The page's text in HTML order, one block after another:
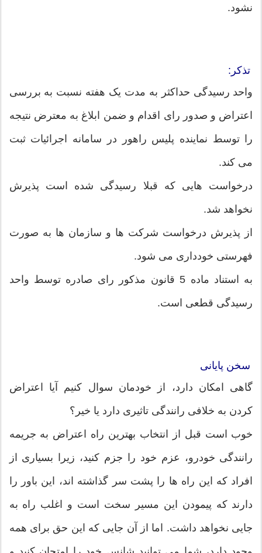
نشود.
تذکر:
واحد رسیدگی حداکثر به مدت یک هفته نسبت به بررسی
اعتراض و صدور رای اقدام و ضمن ابلاغ به معترض نتیجه
را توسط نماینده پلیس راهور در سامانه اجرائیات ثبت
می کند.
درخواست هایی که قبلا رسیدگی شده است پذیرش
نخواهد شد.
از پذیرش درخواست شرکت ها و سازمان ها به صورت
فهرستی خودداری می شود.
به استناد ماده 5 قانون مذکور رای صادره توسط واحد
رسیدگی قطعی است.
سخن پایانی
گاهی امکان دارد، از خودمان سوال کنیم آیا اعتراض
کردن به خلافی رانندگی تاثیری دارد یا خیر؟
خوب است قبل از انتخاب بهترین راه اعتراض به جریمه
رانندگی خودرو، عزم خود را جزم کنید، زیرا بسیاری از
افراد که این راه ها را پشت سر گذاشته اند، این باور را
دارند که پیمودن این مسیر سخت است و اغلب راه به
جایی نخواهد داشت. اما از آن جایی که این حق برای همه